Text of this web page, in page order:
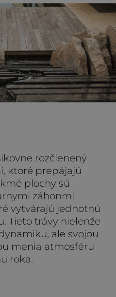
rozčlenený
ktoré prepájajú
plochy sú
záhonmi
vytvárajú jednotnú
Tieto trávy nielenže
ale svojou
menia atmosféru
roka.